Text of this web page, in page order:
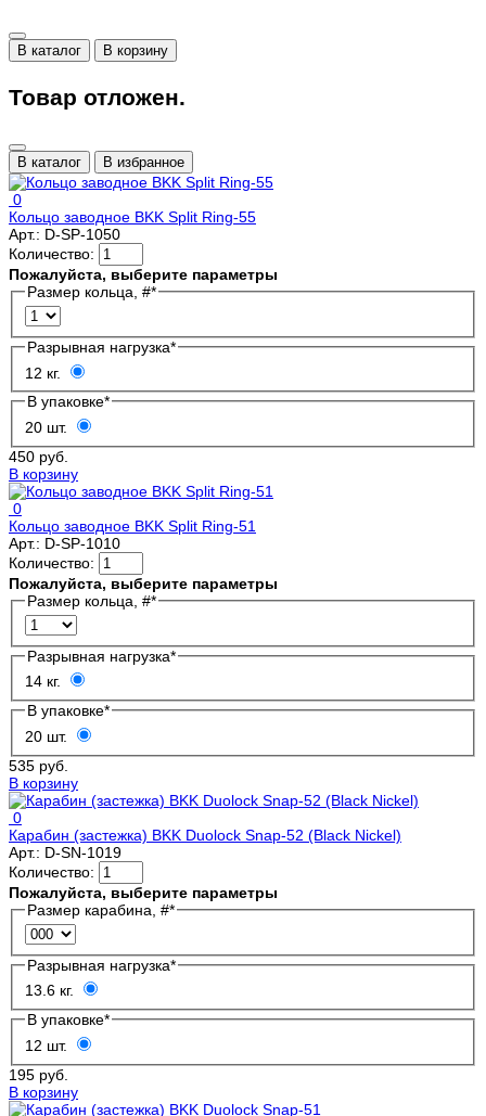
В каталог В корзину
Товар отложен.
В каталог В избранное
0
Кольцо заводное BKK Split Ring-55
Арт.: D-SP-1050
Количество:
Пожалуйста, выберите параметры
Размер кольца, #*
Разрывная нагрузка*
12 кг.
В упаковке*
20 шт.
450 руб.
В корзину
0
Кольцо заводное BKK Split Ring-51
Арт.: D-SP-1010
Количество:
Пожалуйста, выберите параметры
Размер кольца, #*
Разрывная нагрузка*
14 кг.
В упаковке*
20 шт.
535 руб.
В корзину
0
Карабин (застежка) BKK Duolock Snap-52 (Black Nickel)
Арт.: D-SN-1019
Количество:
Пожалуйста, выберите параметры
Размер карабина, #*
Разрывная нагрузка*
13.6 кг.
В упаковке*
12 шт.
195 руб.
В корзину